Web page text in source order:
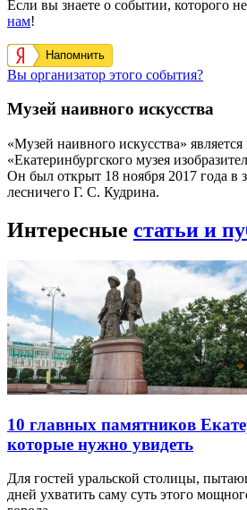
Если вы знаете о событии, которого
нам!
Напомнить
Вы организатор этого события?
Музей наивного искусства
«Музей наивного искусства»
«Екатеринбургского музея
Он был открыт 18 ноября 2017 года в
лесничего Г. С. Кудрина.
Интересные статьи и
10 главных памятников
которые нужно увидеть
Для гостей уральской столицы,
дней ухватить саму суть этого